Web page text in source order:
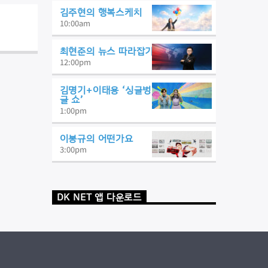
김주현의 행복스케치
10:00am
최현준의 뉴스 따라잡기
12:00pm
김명기+이태용 ‘싱글벙
글 쇼’
1:00pm
이봉규의 어떤가요
3:00pm
DK NET 앱 다운로드